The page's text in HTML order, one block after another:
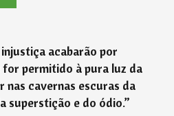
acabarão por
for permitido à pura luz da
nas cavernas escuras da
superstição e do ódio.”